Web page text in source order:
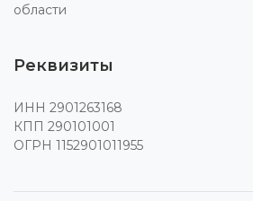
области
Реквизиты
ИНН 2901263168
КПП 290101001
ОГРН 1152901011955